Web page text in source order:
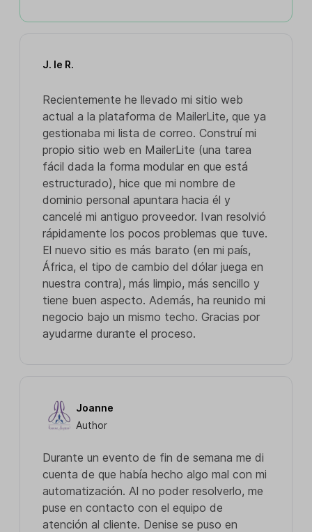
J. le R.
Recientemente he llevado mi sitio web
actual a la plataforma de MailerLite, que ya
gestionaba mi lista de correo. Construí mi
propio sitio web en MailerLite (una tarea
fácil dada la forma modular en que está
estructurado), hice que mi nombre de
dominio personal apuntara hacia él y
cancelé mi antiguo proveedor. Ivan resolvió
rápidamente los pocos problemas que tuve.
El nuevo sitio es más barato (en mi país,
África, el tipo de cambio del dólar juega en
nuestra contra), más limpio, más sencillo y
tiene buen aspecto. Además, ha reunido mi
negocio bajo un mismo techo. Gracias por
ayudarme durante el proceso.
Joanne
Author
Durante un evento de fin de semana me di
cuenta de que había hecho algo mal con mi
automatización. Al no poder resolverlo, me
puse en contacto con el equipo de
atención al cliente. Denise se puso en